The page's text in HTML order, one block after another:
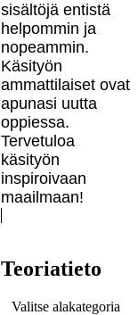
sisältöjä entistä
helpommin ja
nopeammin.
Käsityön
ammattilaiset ovat
apunasi uutta
oppiessa.
Tervetuloa
käsityön
inspiroivaan
maailmaan!
Teoriatieto
Valitse alakategoria